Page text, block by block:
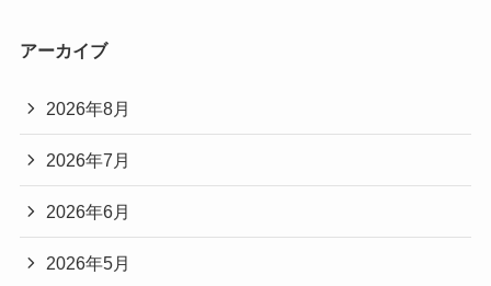
アーカイブ
2026年8月
2026年7月
2026年6月
2026年5月